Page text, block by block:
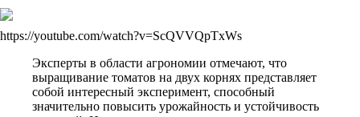
https://youtube.com/watch?v=ScQVVQpTxWs
Эксперты в области агрономии отмечают, что
выращивание томатов на двух корнях представляет
собой интересный эксперимент, способный
значительно повысить урожайность и устойчивость